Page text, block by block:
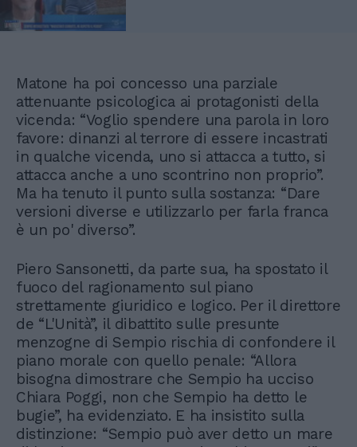
Matone ha poi concesso una parziale
attenuante psicologica ai protagonisti della
vicenda: “Voglio spendere una parola in loro
favore: dinanzi al terrore di essere incastrati
in qualche vicenda, uno si attacca a tutto, si
attacca anche a uno scontrino non proprio”.
Ma ha tenuto il punto sulla sostanza: “Dare
versioni diverse e utilizzarlo per farla franca
è un po' diverso”.
Piero Sansonetti, da parte sua, ha spostato il
fuoco del ragionamento sul piano
strettamente giuridico e logico. Per il direttore
de “L'Unità”, il dibattito sulle presunte
menzogne di Sempio rischia di confondere il
piano morale con quello penale: “Allora
bisogna dimostrare che Sempio ha ucciso
Chiara Poggi, non che Sempio ha detto le
bugie”, ha evidenziato. E ha insistito sulla
distinzione: “Sempio può aver detto un mare